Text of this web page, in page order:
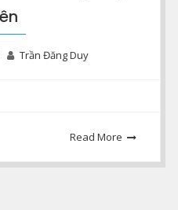
Trần Đăng Duy
Read More